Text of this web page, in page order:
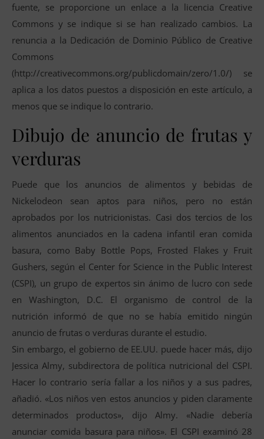
fuente, se proporcione un enlace a la licencia Creative
Commons y se indique si se han realizado cambios. La
renuncia a la Dedicación de Dominio Público de Creative
Commons
(http://creativecommons.org/publicdomain/zero/1.0/) se
aplica a los datos puestos a disposición en este artículo, a
menos que se indique lo contrario.
Dibujo de anuncio de frutas y
verduras
Puede que los anuncios de alimentos y bebidas de
Nickelodeon sean aptos para niños, pero no están
aprobados por los nutricionistas. Casi dos tercios de los
alimentos anunciados en la cadena infantil eran comida
basura, como Baby Bottle Pops, Frosted Flakes y Fruit
Gushers, según el Center for Science in the Public Interest
(CSPI), un grupo de expertos sin ánimo de lucro con sede
en Washington, D.C. El organismo de control de la
nutrición informó de que no se había emitido ningún
anuncio de frutas o verduras durante el estudio.
Sin embargo, el gobierno de EE.UU. puede hacer más, dijo
Jessica Almy, subdirectora de política nutricional del CSPI.
Hacer lo contrario sería fallar a los niños y a sus padres,
añadió. «Los niños ven estos anuncios y piden claramente
determinados productos», dijo Almy. «Nadie debería
anunciar comida basura para niños». El CSPI examinó 28